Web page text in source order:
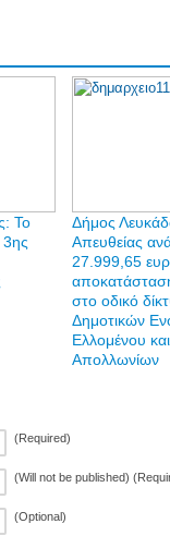
Το
Δήμος
Απευθείας
27.999,65
στο οδικό
Δημοτικών
Ελλομένου και
Απολλωνίων
(Required)
(Will not be published)
(Optional)